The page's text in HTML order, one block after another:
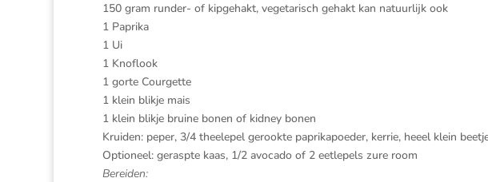
150 gram runder- of kipgehakt, vegetarisch gehakt kan natuurlijk ook
1 Paprika
1 Ui
1 Knoflook
1 gorte Courgette
1 klein blikje mais
1 klein blikje bruine bonen of kidney bonen
Kruiden: peper, 3/4 theelepel gerookte paprikapoeder, kerrie, heeel klein
Optioneel: geraspte kaas, 1/2 avocado of 2 eetlepels zure room
Bereiden: